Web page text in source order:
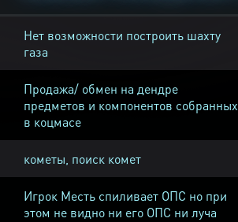
Нет возможности построить шахту
газа
Продажа/ обмен на дендре
предметов и компонентов собранных
в коцмасе
кометы, поиск комет
Игрок Месть спиливает ОПС но при
этом не видно ни его ОПС ни луча